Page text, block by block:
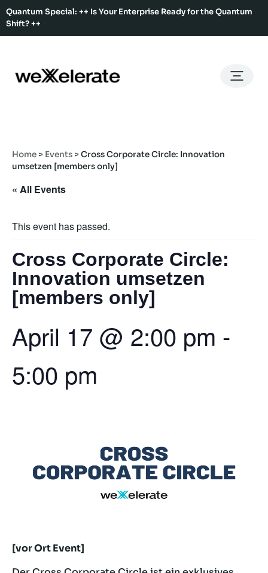
Quantum Special: ++ Is Your Enterprise Ready for the Quantum
Shift? ++
Ecosystem
Event Calendar
About Us
Back
Co-Working
Membership
Back
Ecosystem Map
Back
Our Team
Press Kit
Home > Events > Cross Corporate Circle: Innovation
umsetzen [members only]
« All Events
This event has passed.
Cross Corporate Circle:
Innovation umsetzen
[members only]
April 17 @ 2:00 pm -
5:00 pm
[vor Ort Event]